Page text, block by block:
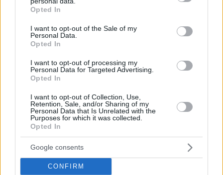
grant or deny consent to Google and its third-party tags to
use your data for below specified purposes in below Google
consent section.
Opted In
I want to opt-out of the Sale of my
Personal Data.
Opted In
I want to opt-out of processing my
Personal Data for Targeted Advertising.
Opted In
I want to opt-out of Collection, Use,
Retention, Sale, and/or Sharing of my
Personal Data that Is Unrelated with the
Purposes for which it was collected.
Opted In
Google consents
CONFIRM
ΔΕΙΤΕ ΟΛΑ ΤΑ GAMES
Best of Network